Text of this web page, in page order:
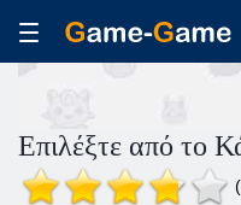
Επιλέξτε από το